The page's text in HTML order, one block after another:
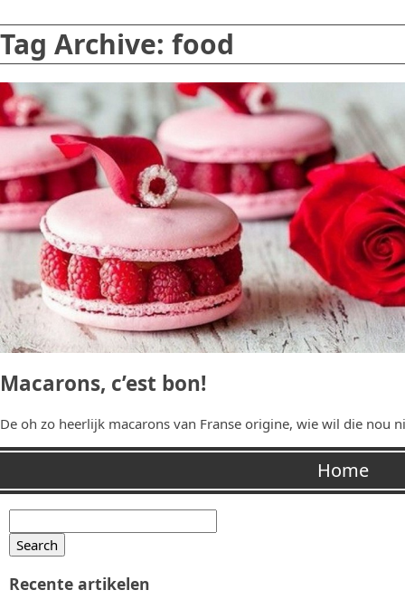
Tag Archive: food
Macarons, c’est bon!
De oh zo heerlijk macarons van Franse origine, wie wil die nou
for:
Recente artikelen
Home